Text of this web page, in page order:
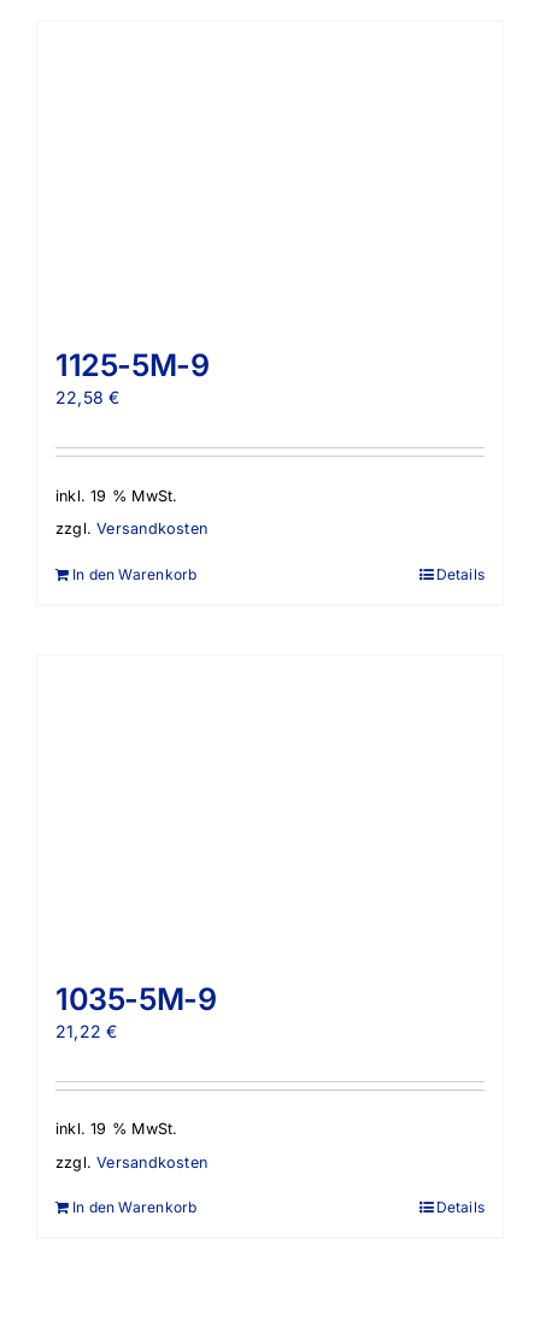
1125-5M-9
22,58€
inkl. 19 % MwSt.
zzgl.Versandkosten
In den Warenkorb Details
1035-5M-9
21,22€
inkl. 19 % MwSt.
zzgl.Versandkosten
In den Warenkorb Details